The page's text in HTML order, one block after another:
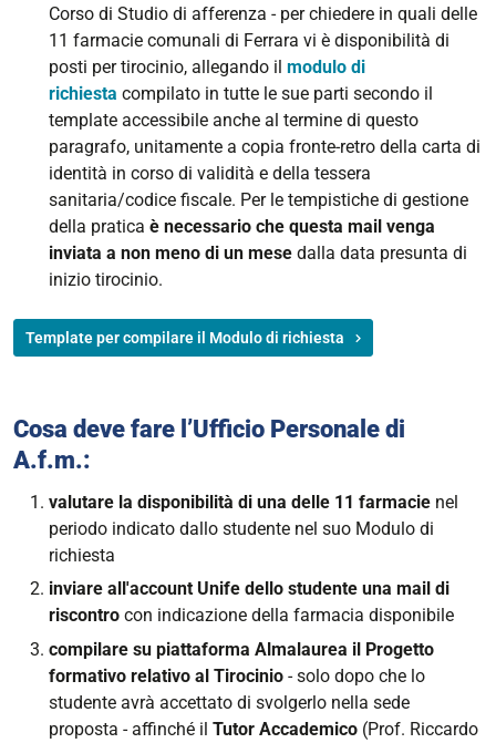
Corso di Studio di afferenza - per chiedere in quali delle
11 farmacie comunali di Ferrara vi è disponibilità di
posti per tirocinio, allegando il modulo di
richiesta compilato in tutte le sue parti secondo il
template accessibile anche al termine di questo
paragrafo, unitamente a copia fronte-retro della carta di
identità in corso di validità e della tessera
sanitaria/codice fiscale. Per le tempistiche di gestione
della pratica è necessario che questa mail venga
inviata a non meno di un mese dalla data presunta di
inizio tirocinio.
Template per compilare il Modulo di richiesta
Cosa deve fare l’Ufficio Personale di
A.f.m.:
valutare la disponibilità di una delle 11 farmacie nel
periodo indicato dallo studente nel suo Modulo di
richiesta
inviare all'account Unife dello studente una mail di
riscontro con indicazione della farmacia disponibile
compilare su piattaforma Almalaurea il Progetto
formativo relativo al Tirocinio - solo dopo che lo
studente avrà accettato di svolgerlo nella sede
proposta - affinché il Tutor Accademico (Prof. Riccardo